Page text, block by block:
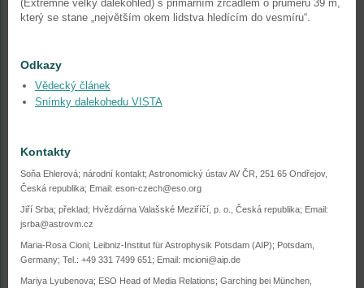
(Extrémně velký dalekohled) s primárním zrcadlem o průměru 39 m,
který se stane „největším okem lidstva hledícím do vesmíru“.
Odkazy
Vědecký článek
Snímky dalekohedu VISTA
Kontakty
Soňa Ehlerová; národní kontakt; Astronomický ústav AV ČR, 251 65 Ondřejov,
Česká republika; Email: eson-czech@eso.org
Jiří Srba; překlad; Hvězdárna Valašské Meziříčí, p. o., Česká republika; Email:
jsrba@astrovm.cz
Maria-Rosa Cioni; Leibniz-Institut für Astrophysik Potsdam (AIP); Potsdam,
Germany; Tel.: +49 331 7499 651; Email: mcioni@aip.de
Mariya Lyubenova; ESO Head of Media Relations; Garching bei München,